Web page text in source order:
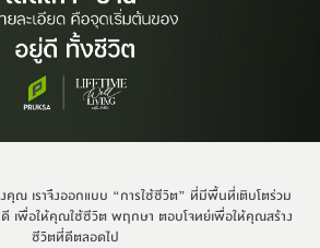
คุณ เราจึงออกแบบ “การใช้ชีวิต” ที่มีพื้นที่เติบโตร่วม
เพื่อให้คุณใช้ชีวิต พฤกษา ตอบโจทย์เพื่อให้คุณสร้าง
ชีวิตที่ดีตลอดไป